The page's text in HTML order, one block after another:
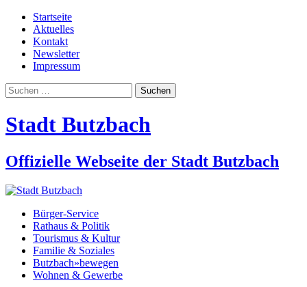
Startseite
Aktuelles
Kontakt
Newsletter
Impressum
Suchen
nach:
Stadt Butzbach
Offizielle Webseite der Stadt Butzbach
Bürger-Service
Rathaus & Politik
Tourismus & Kultur
Familie & Soziales
Butzbach»bewegen
Wohnen & Gewerbe